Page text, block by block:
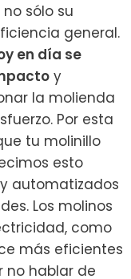
sólo su
general.
en día se
y
la molienda
Por esta
tu molinillo
esto
automatizados
Los molinos
como
más eficientes
no hablar de